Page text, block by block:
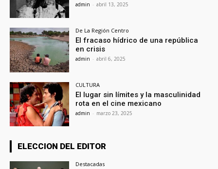
admin - abril 13, 2025
De La Región Centro
El fracaso hídrico de una república
en crisis
admin - abril 6, 2025
CULTURA
El lugar sin límites y la masculinidad
rota en el cine mexicano
admin - marzo 23, 2025
ELECCION DEL EDITOR
Destacadas